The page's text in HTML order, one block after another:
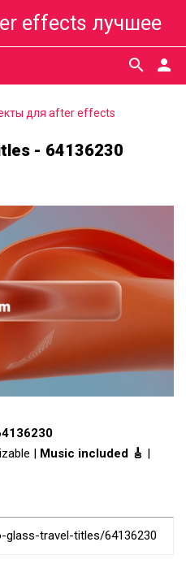
effects лучшее
person
search
для after effects
- 64136230
| Music included 🎸 |
travel-titles/64136230